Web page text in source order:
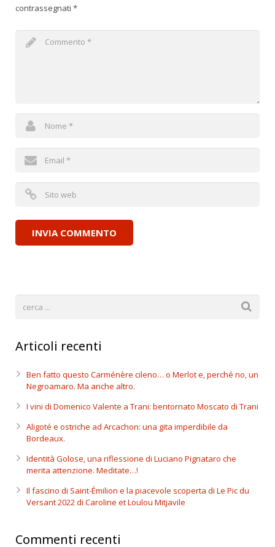
contrassegnati *
Articoli recenti
Ben fatto questo Carménère cileno… o Merlot e, perché no, un
Negroamaro. Ma anche altro.
I vini di Domenico Valente a Trani: bentornato Moscato di Trani
Aligoté e ostriche ad Arcachon: una gita imperdibile da
Bordeaux.
Identità Golose, una riflessione di Luciano Pignataro che
merita attenzione. Meditate…!
Il fascino di Saint-Émilion e la piacevole scoperta di Le Pic du
Versant 2022 di Caroline et Loulou Mitjavile
Commenti recenti